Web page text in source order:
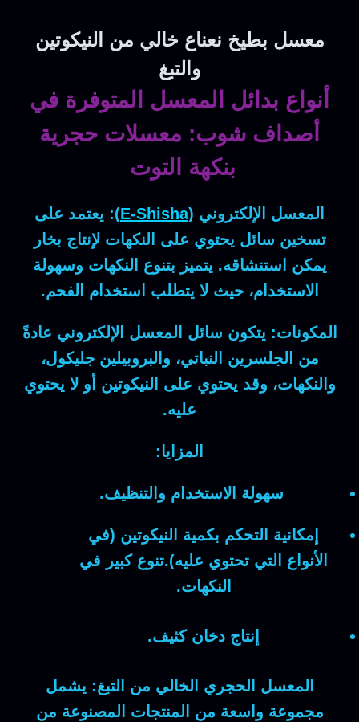
معسل بطيخ نعناع خالي من النيكوتين
والتبغ
أنواع بدائل المعسل المتوفرة في
أصداف شوب: معسلات حجرية
بنكهة التوت
المعسل الإلكتروني (E-Shisha
): يعتمد على
تسخين سائل يحتوي على النكهات لإنتاج بخار
يمكن استنشاقه. يتميز بتنوع النكهات وسهولة
الاستخدام، حيث لا يتطلب استخدام الفحم.
المكونات: يتكون سائل المعسل الإلكتروني عادةً
من الجلسرين النباتي، والبروبيلين جليكول،
والنكهات، وقد يحتوي على النيكوتين أو لا يحتوي
عليه.
المزايا:
سهولة الاستخدام والتنظيف.
إمكانية التحكم بكمية النيكوتين (في
الأنواع التي تحتوي عليه).تنوع كبير في
النكهات.
إنتاج دخان كثيف.
المعسل الحجري الخالي من التبغ: يشمل
مجموعة واسعة من المنتجات المصنوعة من